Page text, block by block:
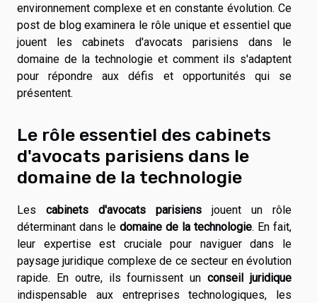
environnement complexe et en constante évolution. Ce
post de blog examinera le rôle unique et essentiel que
jouent les cabinets d'avocats parisiens dans le
domaine de la technologie et comment ils s'adaptent
pour répondre aux défis et opportunités qui se
présentent.
Le rôle essentiel des cabinets
d'avocats parisiens dans le
domaine de la technologie
Les cabinets d'avocats parisiens jouent un rôle
déterminant dans le domaine de la technologie. En fait,
leur expertise est cruciale pour naviguer dans le
paysage juridique complexe de ce secteur en évolution
rapide. En outre, ils fournissent unconseil juridique
indispensable aux entreprises technologiques, les